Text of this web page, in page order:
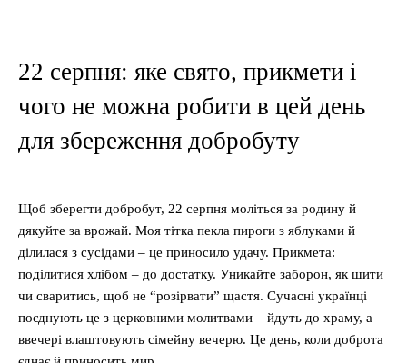
22 серпня: яке свято, прикмети і
чого не можна робити в цей день
для збереження добробуту
Щоб зберегти добробут, 22 серпня моліться за родину й
дякуйте за врожай. Моя тітка пекла пироги з яблуками й
ділилася з сусідами – це приносило удачу. Прикмета:
поділитися хлібом – до достатку. Уникайте заборон, як шити
чи сваритись, щоб не “розірвати” щастя. Сучасні українці
поєднують це з церковними молитвами – йдуть до храму, а
ввечері влаштовують сімейну вечерю. Це день, коли доброта